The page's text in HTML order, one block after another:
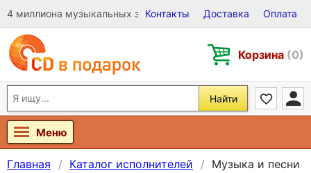
4 миллиона музыкальных записей на Виниле, CD и DVD
Контакты Доставка Оплата
Корзина (0)
Найти
Меню
Главная Каталог исполнителей
Музыка и песни